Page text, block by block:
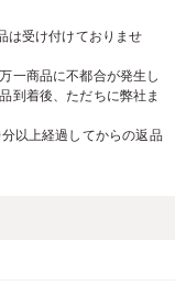
は受け付けておりませ
一商品に不都合が発生し
到着後、ただちに弊社ま
以上経過してからの返品